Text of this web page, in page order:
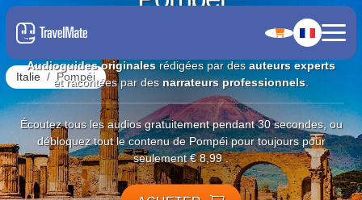
Italie Pompéi
Audioguides originales rédigées par des auteurs experts
et racontées par des narrateurs professionnels
Écoutez tous les audios gratuitement pendant 30 secondes, ou
débloquez tout le contenu de Pompéi pour toujours pour
seulement € 8,99 .